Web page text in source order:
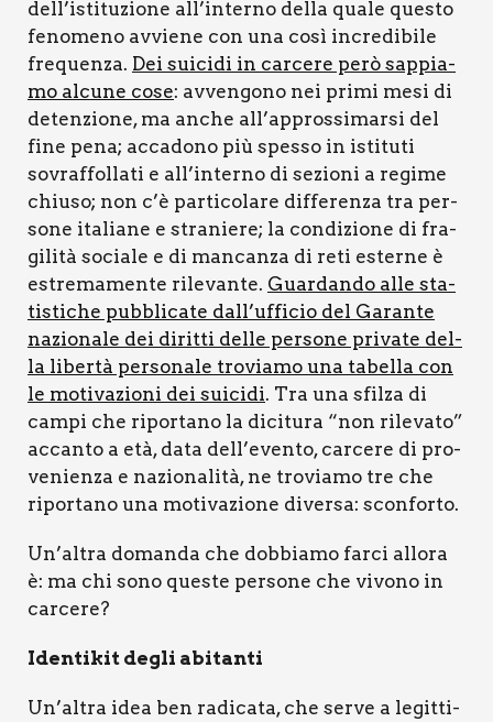
dell’istituzione all’interno del­la qua­le que­sto
feno­me­no avvie­ne con una così incre­di­bi­le
fre­quen­za. Dei sui­ci­di in car­ce­re però sap­pia­
mo alcu­ne cose: avven­go­no nei pri­mi mesi di
deten­zio­ne, ma anche all’approssimarsi del
fine pena; acca­do­no più spes­so in isti­tu­ti
sovraf­fol­la­ti e all’interno di sezio­ni a regi­me
chiu­so; non c’è par­ti­co­la­re dif­fe­ren­za tra per­
so­ne ita­lia­ne e stra­nie­re; la con­di­zio­ne di fra­
gi­li­tà socia­le e di man­can­za di reti ester­ne è
estre­ma­men­te rile­van­te. Guar­dan­do alle sta­
ti­sti­che pub­bli­ca­te dall’ufficio del Garan­te
nazio­na­le dei dirit­ti del­le per­so­ne pri­va­te del­
la liber­tà per­so­na­le tro­via­mo una tabel­la con
le moti­va­zio­ni dei sui­ci­di. Tra una sfil­za di
cam­pi che ripor­ta­no la dici­tu­ra “non rile­va­to”
accan­to a età, data dell’evento, car­ce­re di pro­
ve­nien­za e nazio­na­li­tà, ne tro­via­mo tre che
ripor­ta­no una moti­va­zio­ne diver­sa: scon­for­to.
Un’altra doman­da che dob­bia­mo far­ci allo­ra
è: ma chi sono que­ste per­so­ne che vivo­no in
car­ce­re?
Iden­ti­kit degli abi­tan­ti
Un’altra idea ben radi­ca­ta, che ser­ve a legit­ti­